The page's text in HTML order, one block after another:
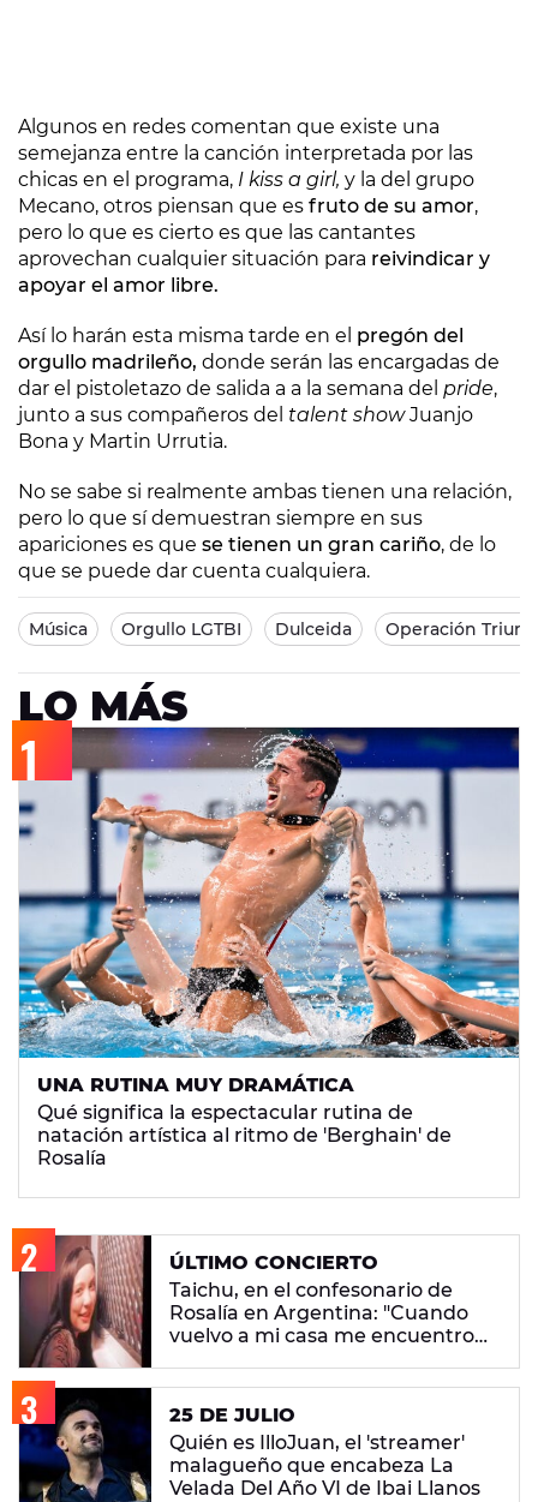
Algunos en redes comentan que existe una
semejanza entre la canción interpretada por las
chicas en el programa, I kiss a girl, y la del grupo
Mecano, otros piensan que es fruto de su amor,
pero lo que es cierto es que las cantantes
aprovechan cualquier situación para reivindicar y
apoyar el amor libre.
Así lo harán esta misma tarde en el pregón del
orgullo madrileño, donde serán las encargadas de
dar el pistoletazo de salida a a la semana del pride,
junto a sus compañeros del talent showJuanjo
Bona y Martin Urrutia.
No se sabe si realmente ambas tienen una relación,
pero lo que sí demuestran siempre en sus
apariciones es que se tienen un gran cariño, de lo
que se puede dar cuenta cualquiera.
Música Orgullo LGTBI Dulceida Operación
LO MÁS
UNA RUTINA MUY DRAMÁTICA
Qué significa la espectacular rutina de
natación artística al ritmo de 'Berghain' de
Rosalía
ÚLTIMO CONCIERTO
Taichu, en el confesonario de
Rosalía en Argentina: "Cuando
vuelvo a mi casa me encuentro
25 DE JULIO
Quién es IlloJuan, el 'streamer'
malagueño que encabeza La
Velada Del Año VI de Ibai Llanos